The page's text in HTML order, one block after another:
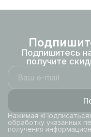
Подпишитесь
получите
Нажимая
обработку указанных
получения